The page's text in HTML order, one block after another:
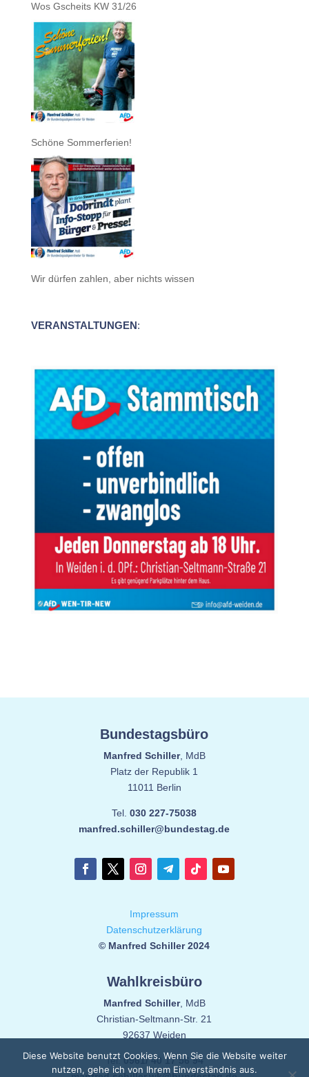
Wos Gscheits KW 31/26
Schöne Sommerferien!
Wir dürfen zahlen, aber nichts wissen
VERANSTALTUNGEN:
Bundestagsbüro
Manfred Schiller, MdB
Platz der Republik 1
11011 Berlin
Tel.030 227-75038
manfred.schiller@bundestag.de
Impressum
Datenschutzerklärung
© Manfred Schiller 2024
Wahlkreisbüro
Manfred Schiller, MdB
Christian-Seltmann-Str. 21
92637 Weiden
Tel. 0961/ 40 17 56 94
Diese Website benutzt Cookies. Wenn Sie die Website weiter
nutzen, gehe ich von Ihrem Einverständnis aus.